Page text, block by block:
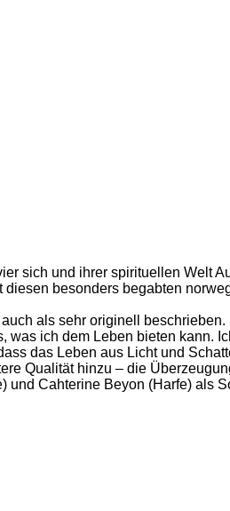
sich und ihrer spirituellen Welt
besonders begabten
als sehr originell
ich dem Leben bieten kann.
das Leben aus Licht und
Qualität hinzu – die
und Cahterine Beyon (Harfe) als